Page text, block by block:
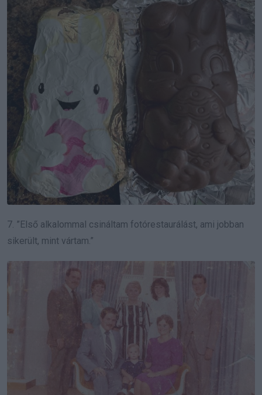
7. ”Első alkalommal csináltam fotórestaurálást, ami jobban
sikerült, mint vártam.”